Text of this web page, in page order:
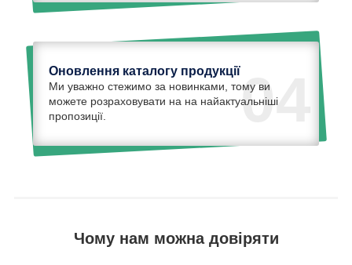
04
Оновлення каталогу продукції
Ми уважно стежимо за новинками, тому ви
можете розраховувати на на найактуальніші
пропозиції.
Чому нам можна довіряти